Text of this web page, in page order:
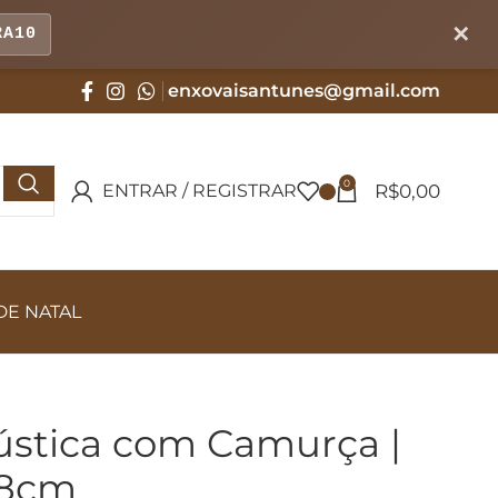
✕
enxovaisantunes@gmail.com
ENTRAR / REGISTRAR 0 R$0,00
NATAL
com Camurça |